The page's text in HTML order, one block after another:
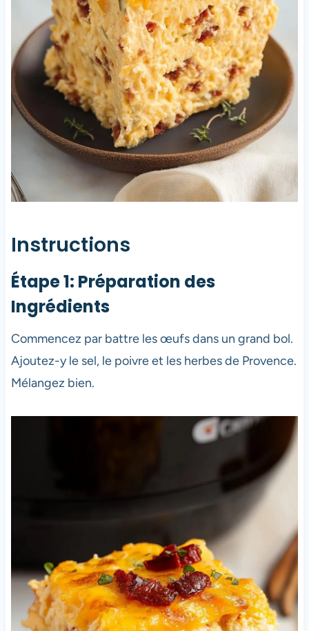
Instructions
Étape 1: Préparation des
Ingrédients
Commencez par battre les œufs dans un grand bol.
Ajoutez-y le sel, le poivre et les herbes de Provence.
Mélangez bien.